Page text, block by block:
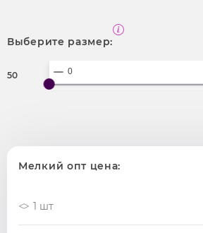
Выберите размер:
50
Мелкий опт цена:
1 шт